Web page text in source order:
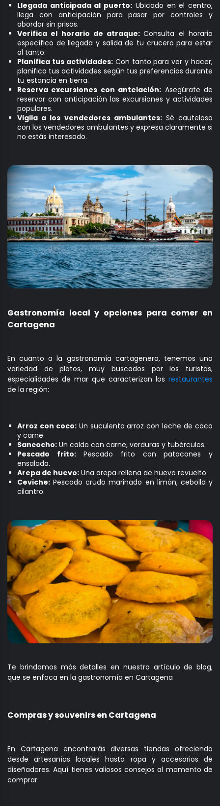
Llegada anticipada al puerto: Ubicado en el centro,
llega con anticipación para pasar por controles y
abordar sin prisas.
Verifica el horario de atraque:Consulta el horario
específico de llegada y salida de tu crucero para estar
al tanto.
Planifica tus actividades:Con tanto para ver y hacer,
planifica tus actividades según tus preferencias durante
tu estancia en tierra.
Reserva excursiones con antelación: Asegúrate de
reservar con anticipación las excursiones y actividades
populares.
Vigila a los vendedores ambulantes:Sé cauteloso
con los vendedores ambulantes y expresa claramente si
no estás interesado.
Gastronomía local y opciones para comer en
Cartagena
En cuanto a la gastronomía cartagenera, tenemos una
variedad de platos, muy buscados por los turistas,
especialidades de mar que caracterizan los restaurantes
de la región:
Arroz con coco:Un suculento arroz con leche de coco
y carne.
Sancocho: Un caldo con carne, verduras y tubérculos.
Pescado frito:Pescado frito con patacones y
ensalada.
Arepa de huevo: Una arepa rellena de huevo revuelto.
Ceviche: Pescado crudo marinado en limón, cebolla y
cilantro.
Te brindamos más detalles en nuestro artículo de blog,
que se enfoca en la gastronomía en Cartagena
Compras y souvenirs en Cartagena
En Cartagena encontrarás diversas tiendas ofreciendo
desde artesanías locales hasta ropa y accesorios de
diseñadores. Aquí tienes valiosos consejos al momento de
comprar: